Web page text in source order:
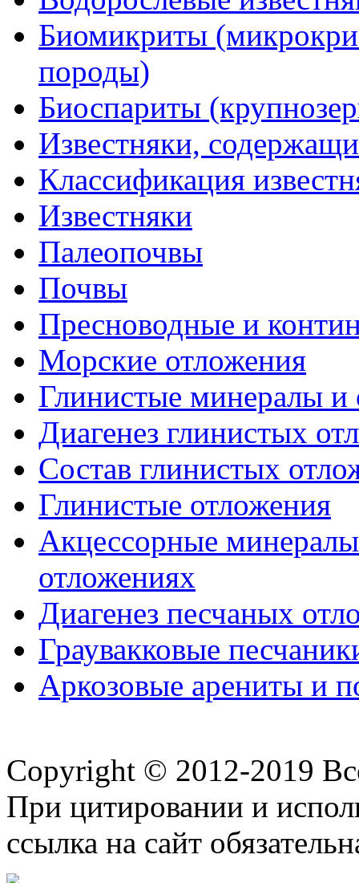
Биомикриты
породы)
Биоспариты
Известняки,
Классификация
Известняки
Палеопочвы
Почвы
Пресноводные и
Морские отложения
Глинистые минералы и
Диагенез глинистых
Состав глинистых
Глинистые отложения
Акцессорные
отложениях
Диагенез песчаных
Граувакковые
Аркозовые арениты и
Copyright © 2012-2019
При цитировании и
ссылка на сайт